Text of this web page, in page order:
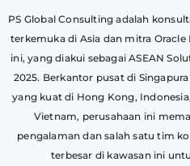
PS Global Consulting adalah
terkemuka di Asia dan mitra
ini, yang diakui sebagai ASEAN
2025. Berkantor pusat di
yang kuat di Hong Kong,
Vietnam, perusahaan ini
pengalaman dan salah satu tim
terbesar di kawasan ini